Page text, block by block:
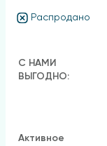
Распродано
С НАМИ
ВЫГОДНО:
Активное